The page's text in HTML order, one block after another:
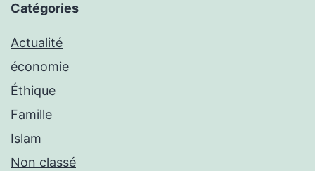
Catégories
Actualité
économie
Éthique
Famille
Islam
Non classé